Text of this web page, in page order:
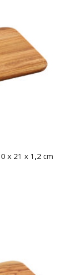
x 21 x 1,2 cm